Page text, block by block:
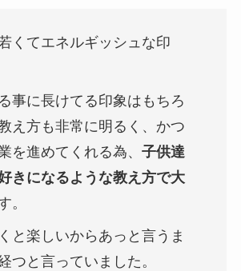
くてエネルギッシュな印
事に長けてる印象はもちろ
え方も非常に明るく、かつ
を進めてくれる為、 子供達
きになるような教え方で大
。
と楽しいからあっと言うま
つと言っていました。